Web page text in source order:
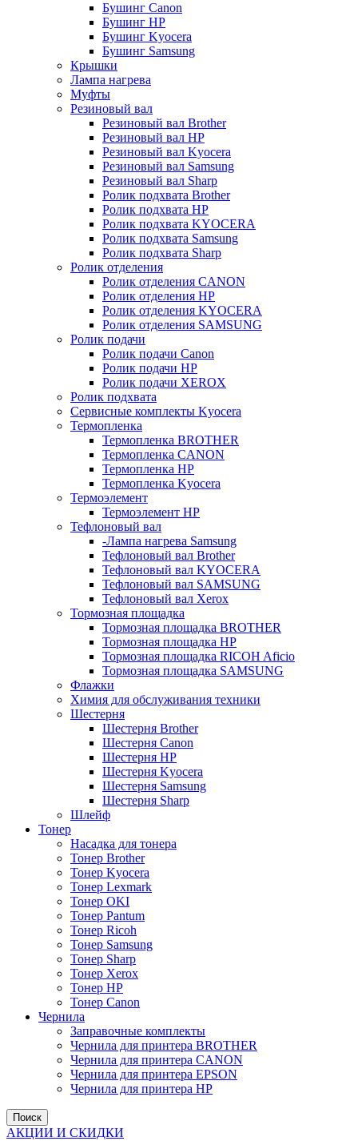
Бушинг Canon
Бушинг HP
Бушинг Kyocera
Бушинг Samsung
Крышки
Лампа нагрева
Муфты
Резиновый вал
Резиновый вал Brother
Резиновый вал HP
Резиновый вал Kyocera
Резиновый вал Samsung
Резиновый вал Sharp
Ролик подхвата Brother
Ролик подхвата HP
Ролик подхвата KYOCERA
Ролик подхвата Samsung
Ролик подхвата Sharp
Ролик отделения
Ролик отделения CANON
Ролик отделения HP
Ролик отделения KYOCERA
Ролик отделения SAMSUNG
Ролик подачи
Ролик подачи Canon
Ролик подачи HP
Ролик подачи XEROX
Ролик подхвата
Сервисные комплекты Kyocera
Термопленка
Термопленка BROTHER
Термопленка CANON
Термопленка HP
Термопленка Kyocera
Термоэлемент
Термоэлемент НР
Тефлоновый вал
-Лампа нагрева Samsung
Тефлоновый вал Brother
Тефлоновый вал KYOCERA
Тефлоновый вал SAMSUNG
Тефлоновый вал Xerox
Тормозная площадка
Тормозная площадка BROTHER
Тормозная площадка HP
Тормозная площадка RICOH Aficio
Тормозная площадка SAMSUNG
Флажки
Химия для обслуживания техники
Шестерня
Шестерня Brother
Шестерня Canon
Шестерня HP
Шестерня Kyocera
Шестерня Samsung
Шестерня Sharp
Шлейф
Тонер
Насадка для тонера
Тонер Brother
Тонер Kyocera
Тонер Lexmark
Тонер OKI
Тонер Pantum
Тонер Ricoh
Тонер Samsung
Тонер Sharp
Тонер Xerox
Тонер НР
Тонер Саnon
Чернила
Заправочные комплекты
Чернила для принтера BROTHER
Чернила для принтера CANON
Чернила для принтера EPSON
Чернила для принтера HP
Поиск
АКЦИИ И СКИДКИ